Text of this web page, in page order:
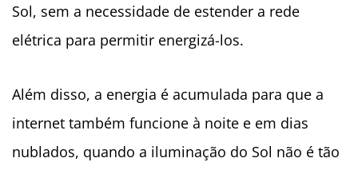
Sol, sem a necessidade de estender a rede
elétrica para permitir energizá-los.
Além disso, a energia é acumulada para que a
internet também funcione à noite e em dias
nublados, quando a iluminação do Sol não é tão